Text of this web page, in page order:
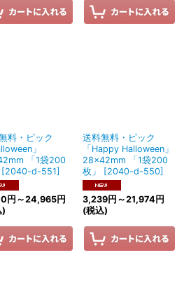
料・ピック
」
「1袋200
[2040-d-551]
円 ～24,965円
)
送料無料・ピック
「Happy Halloween」
28×42mm 「1袋200
枚」
[2040-d-550]
3,239円 ～21,974 円
(税込)